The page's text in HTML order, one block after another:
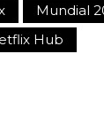
Mundial
Hub